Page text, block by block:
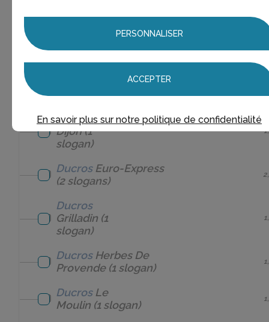
Art(1 slogan)
Ducros
Dijon(1
slogan)
Ducros Euro-Express
(2 slogans)
Ducros
Grilladin (1
slogan)
Ducros Herbes De
Provende(1 slogan)
Ducros Le
Moulin (1 slogan)
PERSONNALISER
ACCEPTER
En savoir plus sur notre politique de confidentialité